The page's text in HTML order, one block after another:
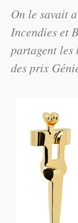
On le savait
Incendies et
partagent les
des prix